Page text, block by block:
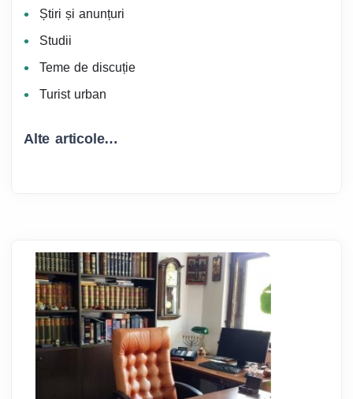
Știri și anunțuri
Studii
Teme de discuție
Turist urban
Alte articole…